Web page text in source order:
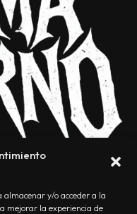
almacenar y/o acceder a la
mejorar la experiencia de